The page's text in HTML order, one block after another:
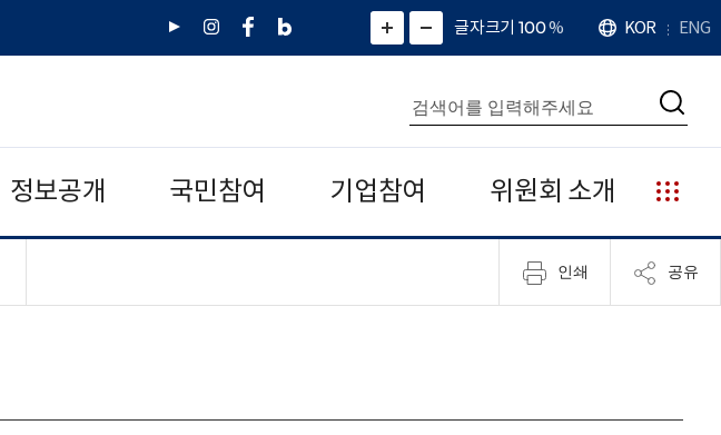
유
인
페
네
그
)
화
면
면
소
확
대
치
글자크기 100%
언
어
KOR ENG
통
합
검
색
검
정보공개 국민참여 기업참여 위원회 소개
누
리
집
안
인쇄 공유